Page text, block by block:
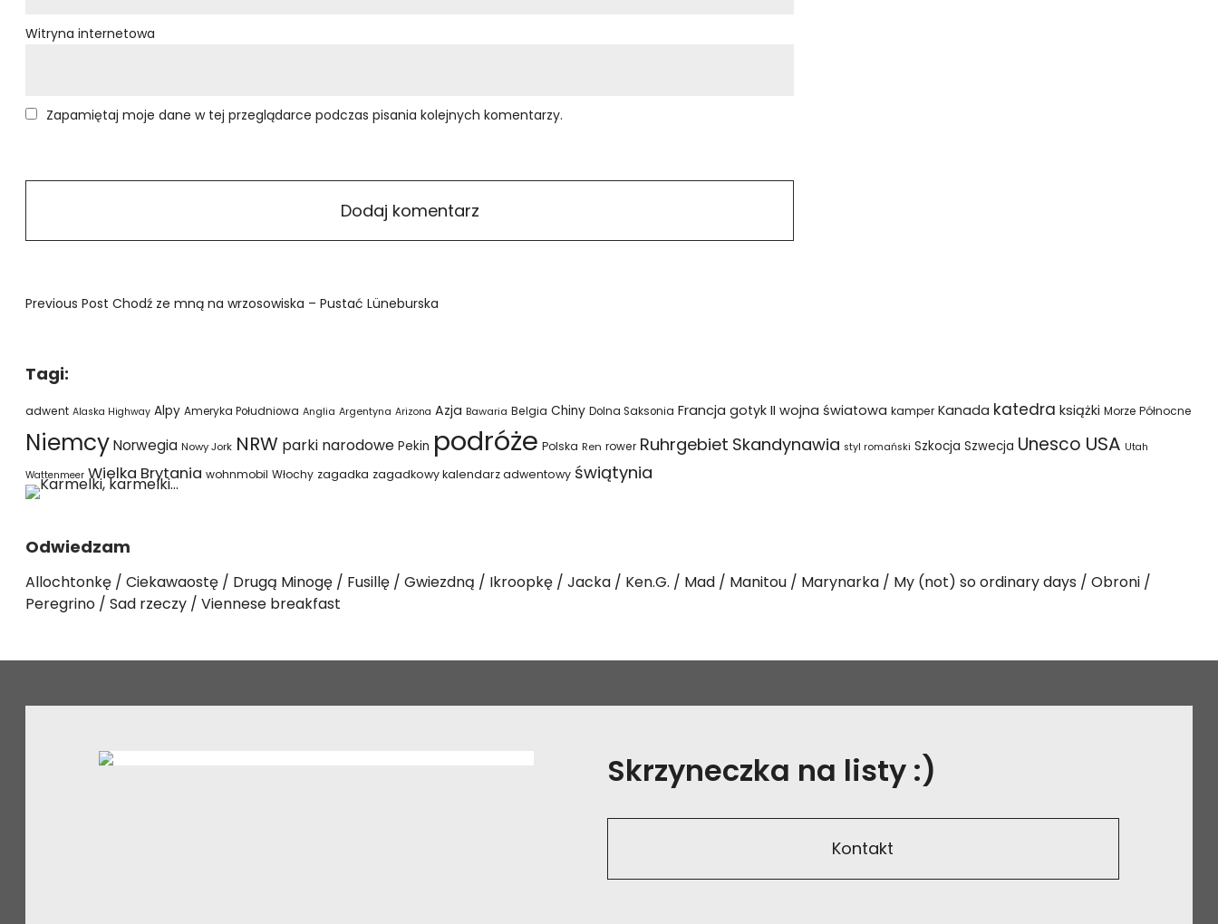
Witryna internetowa
Zapamiętaj moje dane w tej przeglądarce podczas pisania kolejnych komentarzy.
Previous Post Chodź ze mną na wrzosowiska – Pustać Lüneburska
Tagi:
adwent Alaska Highway Alpy Ameryka Południowa Anglia Argentyna Arizona Azja Bawaria Belgia Chiny Dolna Saksonia Francja gotyk II wojna światowa kamper Kanada katedra książki Morze Północne
NiemcyNorwegia Nowy Jork NRW parki narodowe Pekin podróże Polska Ren rower Ruhrgebiet Skandynawia styl romański Szkocja Szwecja Unesco USA Utah
Wattenmeer Wielka Brytania wohnmobil Włochy zagadka zagadkowy kalendarz adwentowy świątynia
Odwiedzam
Allochtonkę Ciekawaostę Drugą Minogę Fusillę Gwiezdną Ikroopkę Jacka Ken.G. Mad Manitou Marynarka My (not) so ordinary days
Obroni
Peregrino
Sad rzeczy Viennese breakfast
Skrzyneczka na listy :)
Kontakt